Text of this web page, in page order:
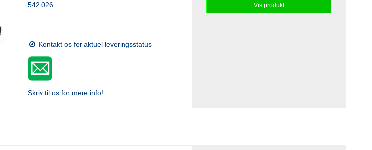
542.026
Kontakt os for aktuel leveringsstatus
Skriv til os for mere info!
Vis produkt